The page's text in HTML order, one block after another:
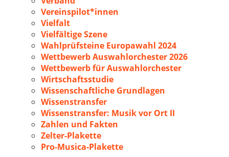
Vereinspilot*innen
Vielfalt
Vielfältige Szene
Wahlprüfsteine Europawahl 2024
Wettbewerb Auswahlorchester 2026
Wettbewerb für Auswahlorchester
Wirtschaftsstudie
Wissenschaftliche Grundlagen
Wissenstransfer
Wissenstransfer: Musik vor Ort II
Zahlen und Fakten
Zelter-Plakette
Pro-Musica-Plakette